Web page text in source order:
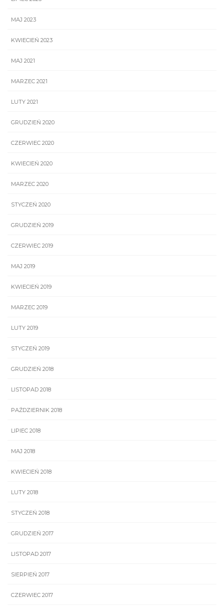
MAJ 2023
KWIECIEŃ 2023
MAJ 2021
MARZEC 2021
LUTY 2021
GRUDZIEŃ 2020
CZERWIEC 2020
KWIECIEŃ 2020
MARZEC 2020
STYCZEŃ 2020
GRUDZIEŃ 2019
CZERWIEC 2019
MAJ 2019
KWIECIEŃ 2019
MARZEC 2019
LUTY 2019
STYCZEŃ 2019
GRUDZIEŃ 2018
LISTOPAD 2018
PAŹDZIERNIK 2018
LIPIEC 2018
MAJ 2018
KWIECIEŃ 2018
LUTY 2018
STYCZEŃ 2018
GRUDZIEŃ 2017
LISTOPAD 2017
SIERPIEŃ 2017
CZERWIEC 2017